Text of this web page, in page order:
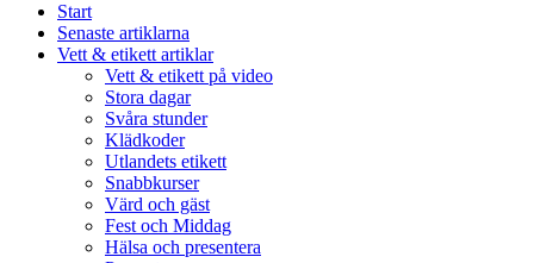
Start
Senaste artiklarna
Vett & etikett artiklar
Vett & etikett på video
Stora dagar
Svåra stunder
Klädkoder
Utlandets etikett
Snabbkurser
Värd och gäst
Fest och Middag
Hälsa och presentera